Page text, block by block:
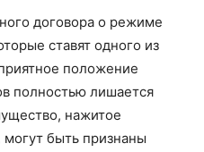
договора о режиме
ставят одного из
положение
полностью лишается
нажитое
могут быть признаны